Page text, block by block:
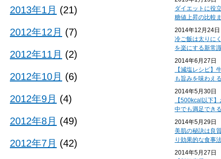
ダイエットに役
糖値上昇の比較
2014年12月24日
冷ご飯は太りに
を楽にする新常
2014年6月27日
【減塩レシピ】
も旨みを味わえ
2014年5月30日
【500kcal以下
中でも満足でき
2014年5月29日
美肌の秘訣は良
り効果的な食事
2014年5月27日
2013年1月 (21)
2012年12月 (7)
2012年11月 (2)
2012年10月 (6)
2012年9月 (4)
2012年8月 (49)
2012年7月 (42)